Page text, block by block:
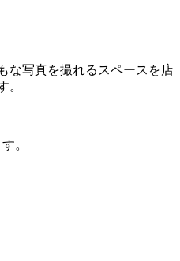
な写真を撮れるスペースを店
。
。